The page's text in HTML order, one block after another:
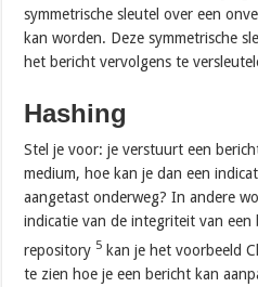
symmetrische sleutel over een
kan worden. Deze symmetrische
het bericht vervolgens te
Hashing
Stel je voor: je verstuurt een
medium, hoe kan je dan een
aangetast onderweg? In andere
indicatie van de integriteit van
repository 5 kan je het voorbeeld
te zien hoe je een bericht kan